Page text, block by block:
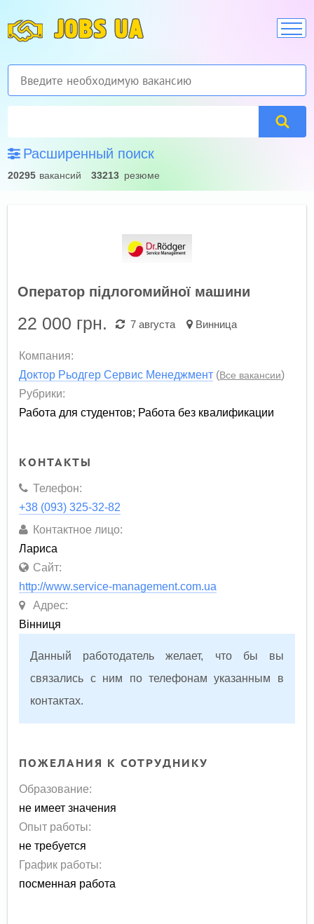
JOBS UA
Расширенный поиск
20295 вакансий 33213 резюме
Оператор підлогомийної машини
22 000 грн. 7 августа Винница
Компания:
Доктор Рьодгер Сервис Менеджмент (Все вакансии)
Рубрики:
Работа для студентов; Работа без квалификации
КОНТАКТЫ
Телефон:
+38 (093) 325-32-82
Контактное лицо:
Лариса
Сайт:
http://www.service-management.com.ua
Адрес:
Вінниця
Данный работодатель желает, что бы вы
связались с ним по телефонам указанным в
контактах.
ПОЖЕЛАНИЯ К СОТРУДНИКУ
Образование:
не имеет значения
Опыт работы:
не требуется
График работы:
посменная работа